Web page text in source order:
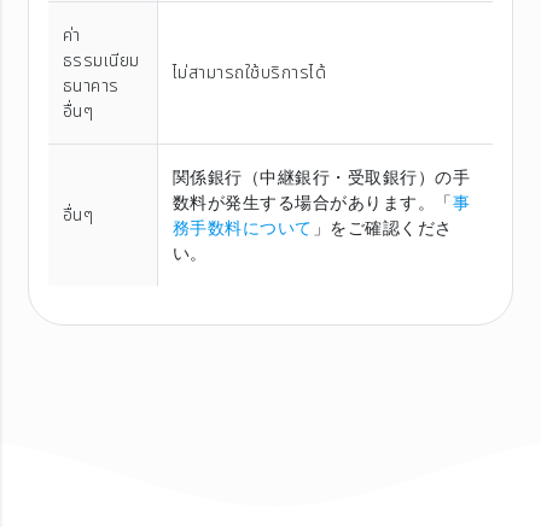
ค่า
ธรรมเนียม
ธนาคาร
อื่นๆ
ไม่สามารถใช้บริการได้
อื่นๆ
関係銀行（中継銀行・受取銀行）の手
数料が発生する場合があります。「事
務手数料について」をご確認くださ
い。